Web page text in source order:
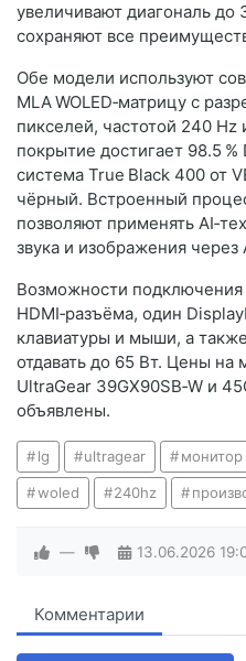
увеличивают диагональ
сохраняют все
Обе модели используют
MLA WOLED‑матрицу с
пикселей, частотой 240 Hz
покрытие достигает 98.5
система True Black 400 от
чёрный. Встроенный
позволяют применять
звука и изображения
Возможности
HDMI‑разъёма, один
клавиатуры и мыши, а
отдавать до 65 Вт. Цены на
UltraGear 39GX90SB‑W и
объявлены.
lg ultragear монитор
woled 240hz
— 13.06.2026
Комментарии